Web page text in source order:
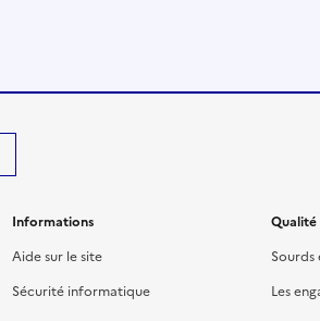
Informations
Aide sur le site
Sécurité informatique
Qualité
Les